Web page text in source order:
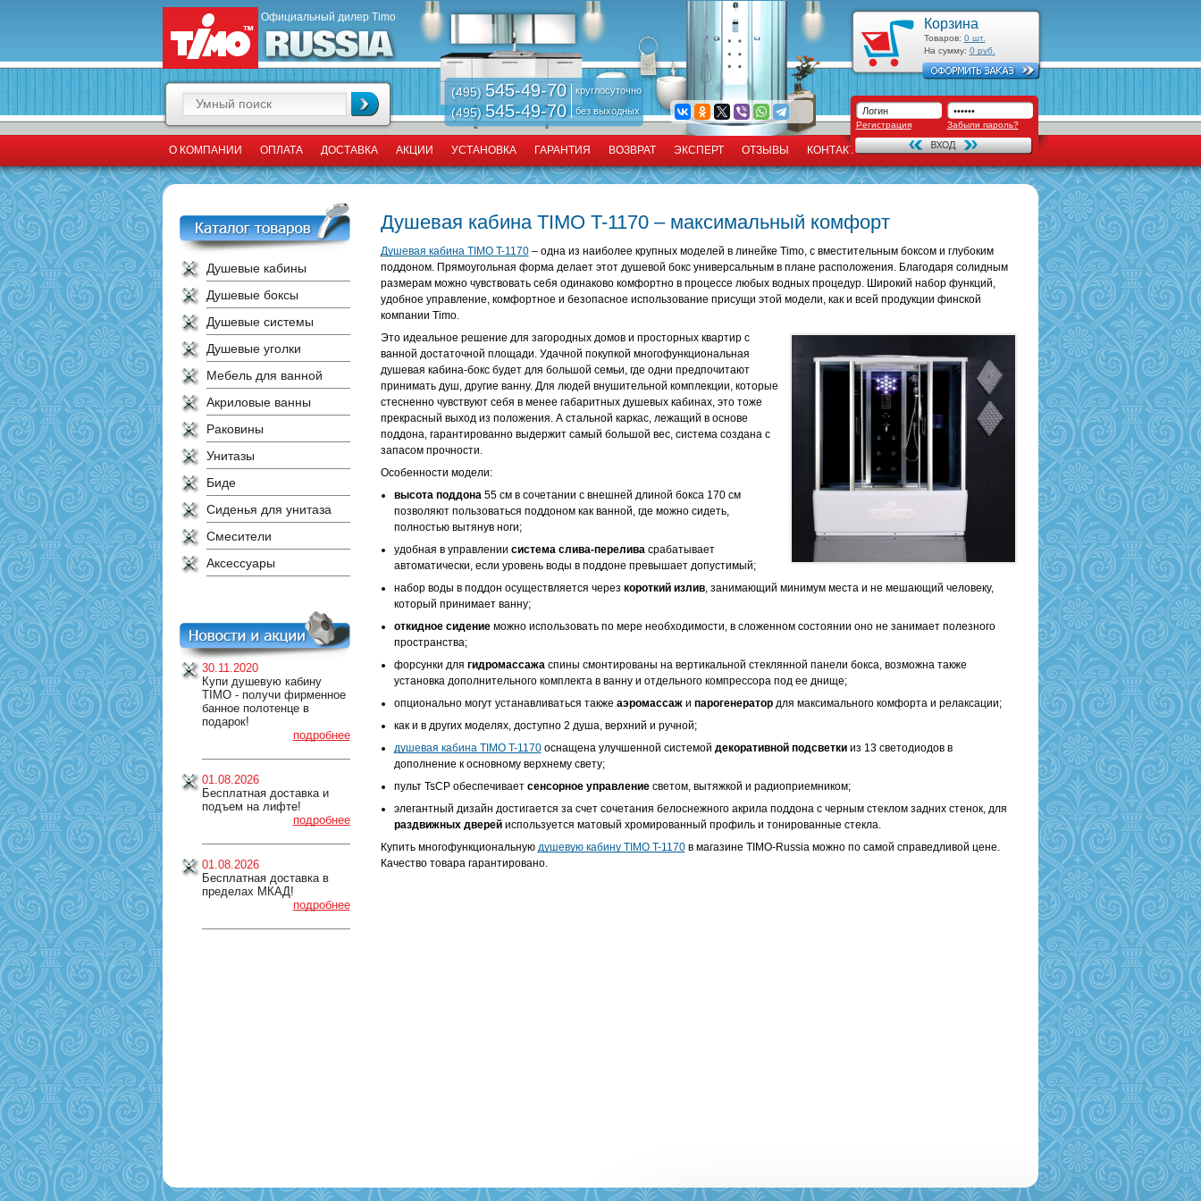
Официальный дилер Timo
(495) 545-49-70
(495)545-49-70
круглосуточно
без выходных
Корзина
Товаров: 0шт.
На сумму: 0руб.
Регистрация Забыли пароль?
О КОМПАНИИ ОПЛАТА ДОСТАВКА АКЦИИ УСТАНОВКА ГАРАНТИЯ ВОЗВРАТ ЭКСПЕРТ ОТЗЫВЫ КОНТАКТЫ
Душевые кабины
Душевые боксы
Душевые системы
Душевые уголки
Мебель для ванной
Акриловые ванны
Раковины
Унитазы
Биде
Сиденья для унитаза
Смесители
Аксессуары
30.11.2020
Купи душевую кабину
TIMO - получи фирменное
банное полотенце в
подарок!
подробнее
01.08.2026
Бесплатная доставка и
подъем на лифте!
подробнее
01.08.2026
Бесплатная доставка в
пределах МКАД!
подробнее
Душевая кабина TIMO T-1170 – максимальный комфорт
Душевая кабина TIMO T-1170– одна из наиболее крупных моделей в линейке Timo, с вместительным боксом и глубоким
поддоном. Прямоугольная форма делает этот душевой бокс универсальным в плане расположения. Благодаря солидным
размерам можно чувствовать себя одинаково комфортно в процессе любых водных процедур. Широкий набор функций,
удобное управление, комфортное и безопасное использование присущи этой модели, как и всей продукции финской
компании Timo.
Это идеальное решение для загородных домов и просторных квартир с
ванной достаточной площади. Удачной покупкой многофункциональная
душевая кабина-бокс будет для большой семьи, где одни предпочитают
принимать душ, другие ванну. Для людей внушительной комплекции, которые
стесненно чувствуют себя в менее габаритных душевых кабинах, это тоже
прекрасный выход из положения. А стальной каркас, лежащий в основе
поддона, гарантированно выдержит самый большой вес, система создана с
запасом прочности.
Особенности модели:
высота поддона55 см в сочетании с внешней длиной бокса 170 см
позволяют пользоваться поддоном как ванной, где можно сидеть,
полностью вытянув ноги;
удобная в управлении система слива-переливасрабатывает
автоматически, если уровень воды в поддоне превышает допустимый;
набор воды в поддон осуществляется через короткий излив, занимающий минимум места и не мешающий человеку,
который принимает ванну;
откидное сидениеможно использовать по мере необходимости, в сложенном состоянии оно не занимает полезного
пространства;
форсунки для гидромассажаспины смонтированы на вертикальной стеклянной панели бокса, возможна также
установка дополнительного комплекта в ванну и отдельного компрессора под ее днище;
опционально могут устанавливаться также аэромассажи парогенератордля максимального комфорта и релаксации;
как и в других моделях, доступно 2 душа, верхний и ручной;
душевая кабина TIMO T-1170оснащена улучшенной системой декоративной подсветкииз 13 светодиодов в
дополнение к основному верхнему свету;
пульт TsCP обеспечивает сенсорное управлениесветом, вытяжкой и радиоприемником;
элегантный дизайн достигается за счет сочетания белоснежного акрила поддона с черным стеклом задних стенок, для
раздвижных дверейиспользуется матовый хромированный профиль и тонированные стекла.
Купить многофункциональную душевую кабину TIMO T-1170в магазине TIMO-Russia можно по самой справедливой цене.
Качество товара гарантировано.